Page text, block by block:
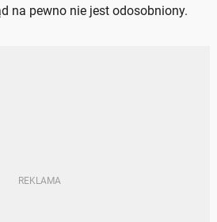
na pewno nie jest odosobniony.